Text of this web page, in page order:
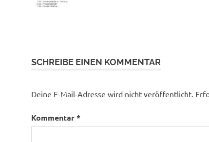
SCHREIBE EINEN KOMMENTAR
Deine E-Mail-Adresse wird nicht veröffentlicht.
Kommentar*